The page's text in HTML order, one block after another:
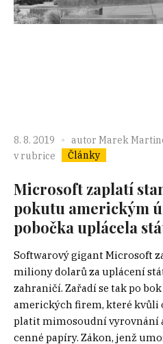
8. 8. 2019 autor Marek
v rubrice
Články
Microsoft zaplatí
pokutu americkým
pobočka uplácela
Softwarový gigant Microsoft
miliony dolarů za uplácení
zahraničí. Zařadí se tak po
amerických firem, které
platit mimosoudní vyrovnání
cenné papíry. Zákon, jenž